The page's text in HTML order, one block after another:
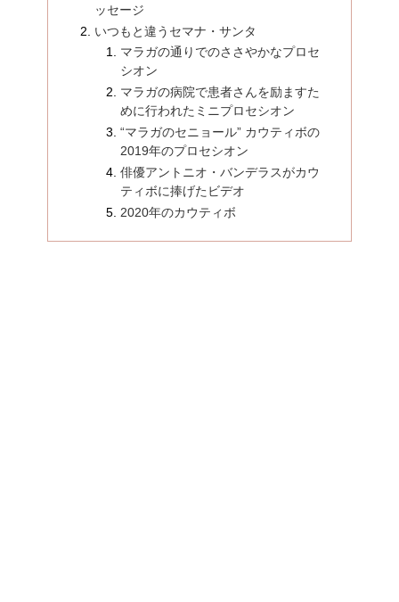
ッセージ
いつもと違うセマナ・サンタ
マラガの通りでのささやかなプロセ
シオン
マラガの病院で患者さんを励ますた
めに行われたミニプロセシオン
“マラガのセニョール” カウティボの
2019年のプロセシオン
俳優アントニオ・バンデラスがカウ
ティボに捧げたビデオ
2020年のカウティボ